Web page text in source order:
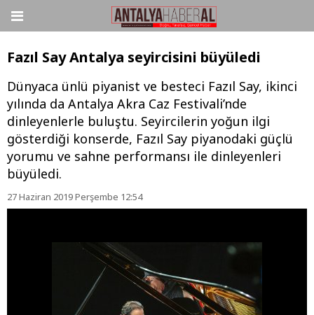
Fazıl Say Antalya seyircisini büyüledi
Dünyaca ünlü piyanist ve besteci Fazıl Say, ikinci
yılında da Antalya Akra Caz Festivali’nde
dinleyenlerle buluştu. Seyircilerin yoğun ilgi
gösterdiği konserde, Fazıl Say piyanodaki güçlü
yorumu ve sahne performansı ile dinleyenleri
büyüledi.
27 Haziran 2019 Perşembe 12:54